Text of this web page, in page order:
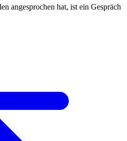
angesprochen hat, ist ein Gespräch